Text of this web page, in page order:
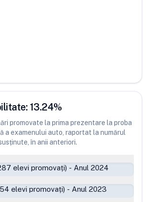
13.24%
promovate la prima prezentare la proba
a examenului auto, raportat la numărul
în anii anteriori.
elevi promovați) - Anul 2024
elevi promovați) - Anul 2023